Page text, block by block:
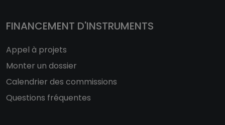
FINANCEMENT D'INSTRUMENTS
Appel à projets
Monter un dossier
Calendrier des commissions
Questions fréquentes